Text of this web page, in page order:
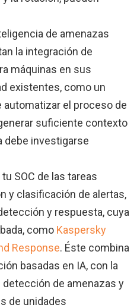
de amenazas
la integración de
máquinas en sus
existentes, como un
automatizar el proceso de
suficiente contexto
debe investigarse
SOC de las tareas
y clasificación de alertas,
y respuesta, cuya
como Kaspersky
Response. Éste combina
basadas en IA, con la
detección de amenazas y
de unidades